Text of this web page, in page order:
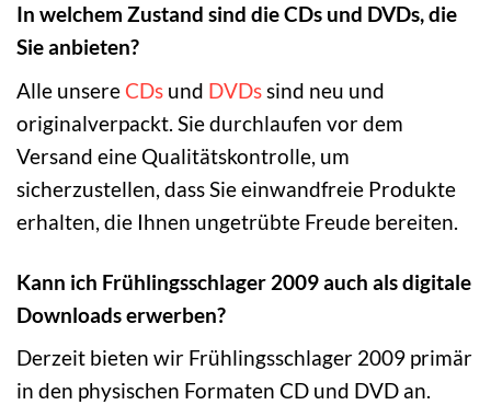
In welchem Zustand sind die CDs und DVDs, die
Sie anbieten?
Alle unsere CDs und DVDssind neu und
originalverpackt. Sie durchlaufen vor dem
Versand eine Qualitätskontrolle, um
sicherzustellen, dass Sie einwandfreie Produkte
erhalten, die Ihnen ungetrübte Freude bereiten.
Kann ich Frühlingsschlager 2009 auch als digitale
Downloads erwerben?
Derzeit bieten wir Frühlingsschlager 2009 primär
in den physischen Formaten CD und DVD an.